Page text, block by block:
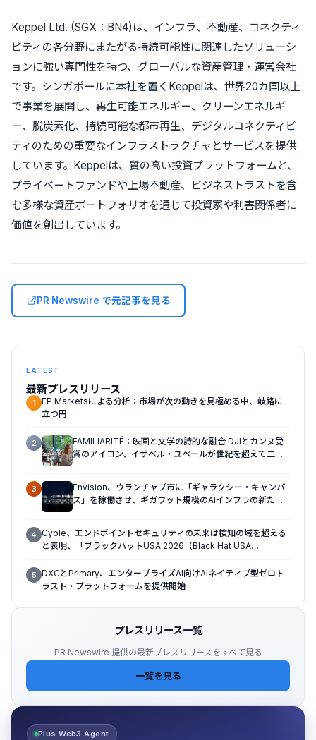
Keppel Ltd. (SGX：BN4)は、インフラ、不動産、コネクティ
ビティの各分野にまたがる持続可能性に関連したソリューシ
ョンに強い専門性を持つ、グローバルな資産管理・運営会社
です。シンガポールに本社を置くKeppelは、世界20カ国以上
で事業を展開し、再生可能エネルギー、クリーンエネルギ
ー、脱炭素化、持続可能な都市再生、デジタルコネクティビ
ティのための重要なインフラストラクチャとサービスを提供
しています。Keppelは、質の高い投資プラットフォームと、
プライベートファンドや上場不動産、ビジネストラストを含
む多様な資産ポートフォリオを通じて投資家や利害関係者に
価値を創出しています。
PR Newswire で元記事を見る
LATEST
最新プレスリリース
1
FP Marketsによる分析：市場が次の動きを見極める中、岐路に
立つ円
2
FAMILIARITÉ：映画と文学の詩的な融合 DJIとカンヌ受
賞のアイコン、イザベル・ユペールが世紀を超えて二人
3
Envision、ウランチャブ市に「ギャラクシー・キャンパ
ス」を稼働させ、ギガワット規模のAIインフラの新たな
4 Cyble、エンドポイントセキュリティの未来は検知の域を超える
と表明、「ブラックハットUSA 2026（Black Hat USA
5 DXCとPrimary、エンタープライズAI向けAIネイティブ型ゼロト
ラスト・プラットフォームを提供開始
プレスリリース一覧
PR Newswire 提供の最新プレスリリースをすべて見る
一覧を見る
Plus Web3 Agent